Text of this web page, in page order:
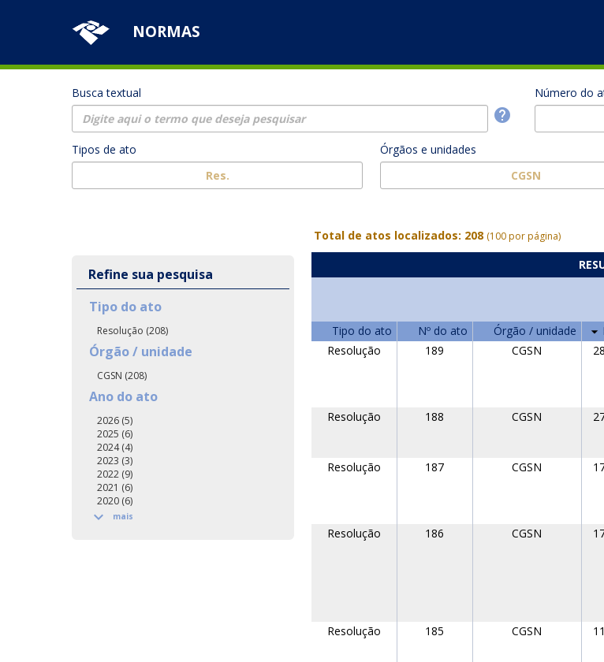
NORMAS
Busca textual Número do
Tipos de ato
Res.
keyboard_arrow_down
Órgãos e unidades
CGSN
Refine sua pesquisa
Tipo do ato
Resolução (208)
Órgão / unidade
CGSN (208)
Ano do ato
2026 (5)
2025 (6)
2024 (4)
2023 (3)
2022 (9)
2021 (6)
2020 (6)
 mais
Total de atos localizados: 208 (100 por página)
Tipo do ato Nº do ato Órgão / unidade
Resolução
189 CGSN
Resolução
188 CGSN
Resolução
187 CGSN
Resolução
186 CGSN
Resolução
185 CGSN